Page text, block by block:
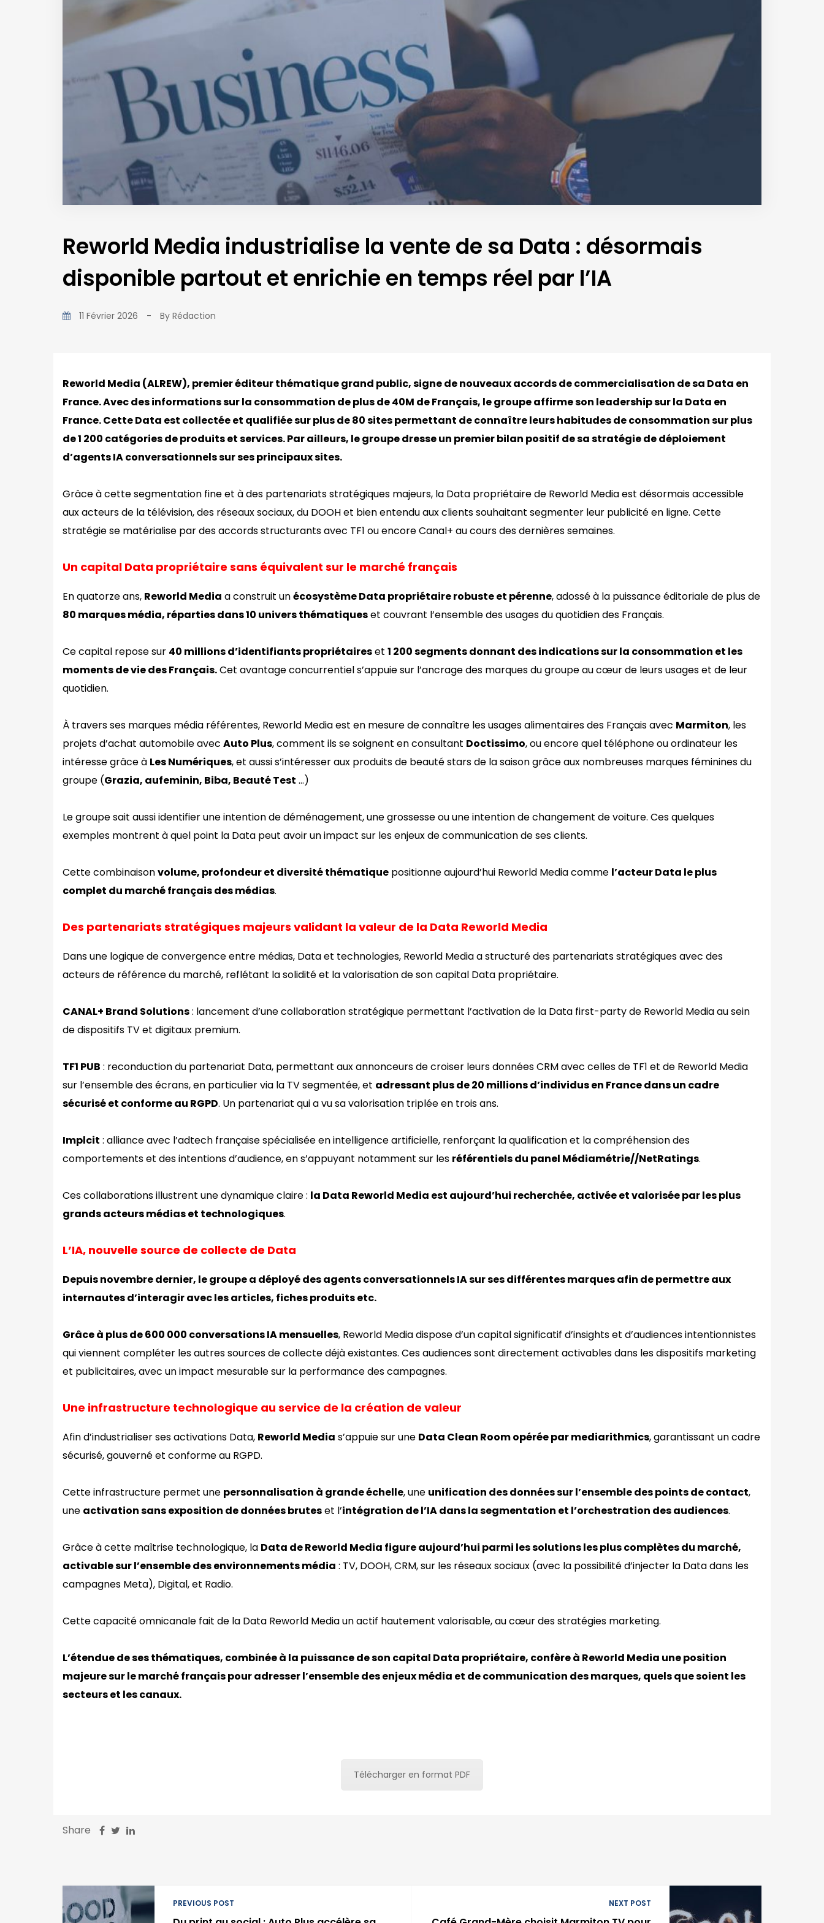
Reworld Media industrialise la vente de sa Data : désormais
disponible partout et enrichie en temps réel par l’IA
11 Février 2026 - By Rédaction
Reworld Media (ALREW), premier éditeur thématique grand public, signe de nouveaux accords de commercialisation de sa Data en
France. Avec des informations sur la consommation de plus de 40M de Français, le groupe affirme son leadership sur la Data en
France. Cette Data est collectée et qualifiée sur plus de 80 sites permettant de connaître leurs habitudes de consommation sur plus
de 1 200 catégories de produits et services. Par ailleurs, le groupe dresse un premier bilan positif de sa stratégie de déploiement
d’agents IA conversationnels sur ses principaux sites.
Grâce à cette segmentation fine et à des partenariats stratégiques majeurs, la Data propriétaire de Reworld Media est désormais accessible
aux acteurs de la télévision, des réseaux sociaux, du DOOH et bien entendu aux clients souhaitant segmenter leur publicité en ligne. Cette
stratégie se matérialise par des accords structurants avec TF1 ou encore Canal+ au cours des dernières semaines.
Un capital Data propriétaire sans équivalent sur le marché français
En quatorze ans, Reworld Media a construit unécosystème Data propriétaire robuste et pérenne, adossé à la puissance éditoriale de plus de
80 marques média, réparties dans 10 univers thématiqueset couvrant l’ensemble des usages du quotidien des Français.
Ce capital repose sur 40 millions d’identifiants propriétaireset 1 200 segments donnant des indications sur la consommation et les
moments de vie des Français.Cet avantage concurrentiel s’appuie sur l’ancrage des marques du groupe au cœur de leurs usages et de leur
quotidien.
À travers ses marques média référentes, Reworld Media est en mesure de connaître les usages alimentaires des Français avec Marmiton, les
projets d’achat automobile avec Auto Plus, comment ils se soignent en consultant Doctissimo, ou encore quel téléphone ou ordinateur les
intéresse grâce à Les Numériques, et aussi s’intéresser aux produits de beauté stars de la saison grâce aux nombreuses marques féminines du
groupe (Grazia, aufeminin, Biba, Beauté Test …)
Le groupe sait aussi identifier une intention de déménagement, une grossesse ou une intention de changement de voiture. Ces quelques
exemples montrent à quel point la Data peut avoir un impact sur les enjeux de communication de ses clients.
Cette combinaisonvolume, profondeur et diversité thématique positionne aujourd’hui Reworld Media comme l’acteur Data le plus
complet du marché français des médias.
Des partenariats stratégiques majeurs validant la valeur de la Data Reworld Media
Dans une logique de convergence entre médias, Data et technologies, Reworld Media a structuré des partenariats stratégiques avec des
acteurs de référence du marché, reflétant la solidité et la valorisation de son capital Data propriétaire.
CANAL+ Brand Solutions: lancement d’une collaboration stratégique permettant l’activation de la Data first-party de Reworld Media au sein
de dispositifs TV et digitaux premium.
TF1 PUB : reconduction du partenariat Data, permettant aux annonceurs de croiser leurs données CRM avec celles de TF1 et de Reworld Media
sur l’ensemble des écrans, en particulier via la TV segmentée, et adressant plus de 20 millions d’individus en France dans un cadre
sécurisé et conforme au RGPD. Un partenariat qui a vu sa valorisation triplée en trois ans.
Implcit : alliance avec l’adtech française spécialisée en intelligence artificielle, renforçant la qualification et la compréhension des
comportements et des intentions d’audience, en s’appuyant notamment sur les référentiels du panel Médiamétrie//NetRatings.
Ces collaborations illustrent une dynamique claire : la Data Reworld Media est aujourd’hui recherchée, activée et valorisée par les plus
grands acteurs médias et technologiques.
L’IA, nouvelle source de collecte de Data
Depuis novembre dernier, le groupe a déployé des agents conversationnels IA sur ses différentes marques afin de permettre aux
internautes d’interagir avec les articles, fiches produits etc.
Grâce à plus de 600 000 conversations IA mensuelles, Reworld Media dispose d’un capital significatif d’insights et d’audiences intentionnistes
qui viennent compléter les autres sources de collecte déjà existantes. Ces audiences sont directement activables dans les dispositifs marketing
et publicitaires, avec un impact mesurable sur la performance des campagnes.
Une infrastructure technologique au service de la création de valeur
Afin d’industrialiser ses activations Data, Reworld Media s’appuie sur une Data Clean Room opérée par mediarithmics, garantissant un cadre
sécurisé, gouverné et conforme au RGPD.
Cette infrastructure permet une personnalisation à grande échelle, une unification des données sur l’ensemble des points de contact,
une activation sans exposition de données bruteset l’intégration de l’IA dans la segmentation et l’orchestration des audiences.
Grâce à cette maîtrise technologique, la Data de Reworld Media figure aujourd’hui parmi les solutions les plus complètes du marché,
activable sur l’ensemble des environnements média : TV, DOOH, CRM, sur les réseaux sociaux (avec la possibilité d’injecter la Data dans les
campagnes Meta), Digital, et Radio.
Cette capacité omnicanale fait de la Data Reworld Media un actif hautement valorisable, au cœur des stratégies marketing.
L’étendue de ses thématiques, combinée à la puissance de son capital Data propriétaire, confère à Reworld Media une position
majeure sur le marché français pour adresser l’ensemble des enjeux média et de communication des marques, quels que soient les
secteurs et les canaux.
Télécharger en format PDF
Share
PREVIOUS POST NEXT POST